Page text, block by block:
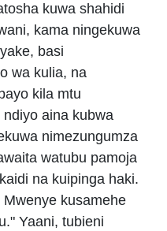
kuwa shahidi
kama ningekuwa
basi
wa kulia, na
kila mtu
aina kubwa
nimezungumza
watubu pamoja
na kuipinga haki.
Mwenye kusamehe
Yaani, tubieni